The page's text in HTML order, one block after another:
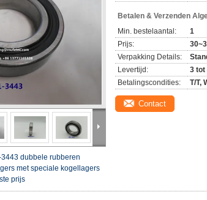
3443 dubbele rubberen
met speciale kogellagers
prijs
Betalen & Verzenden
Min. bestelaantal:
1
Prijs:
Verpakking Details:
Levertijd:
3 tot
Betalingscondities:
T/T,
Contact